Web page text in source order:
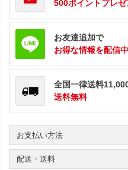
500ポイントプレゼ
お友達追加で
お得な情報を配信中
全国一律送料
送料無料
お支払い方法
配送・送料